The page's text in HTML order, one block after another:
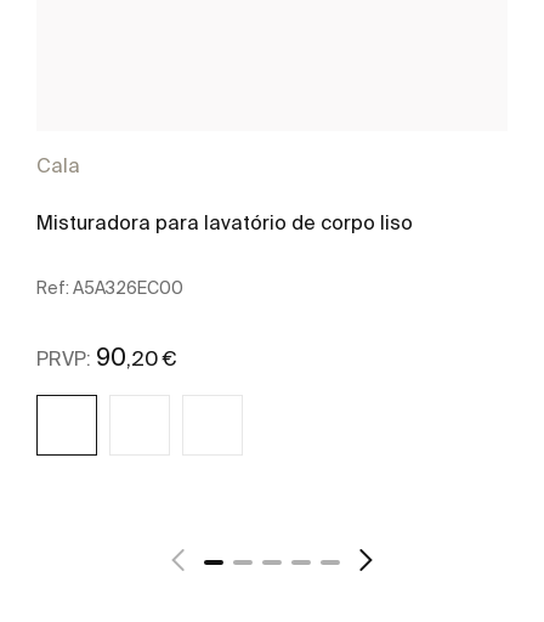
Cala
Misturadora para lavatório de corpo liso
Ref: A5A326EC00
PRVP: 90 ,20 €